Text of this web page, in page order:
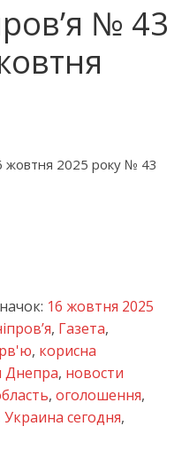
№ 43
жовтня 2025 року № 43
16 жовтня 2025
, Газета,
, корисна
Днепра, новости
,оголошення,
Украина сегодня,